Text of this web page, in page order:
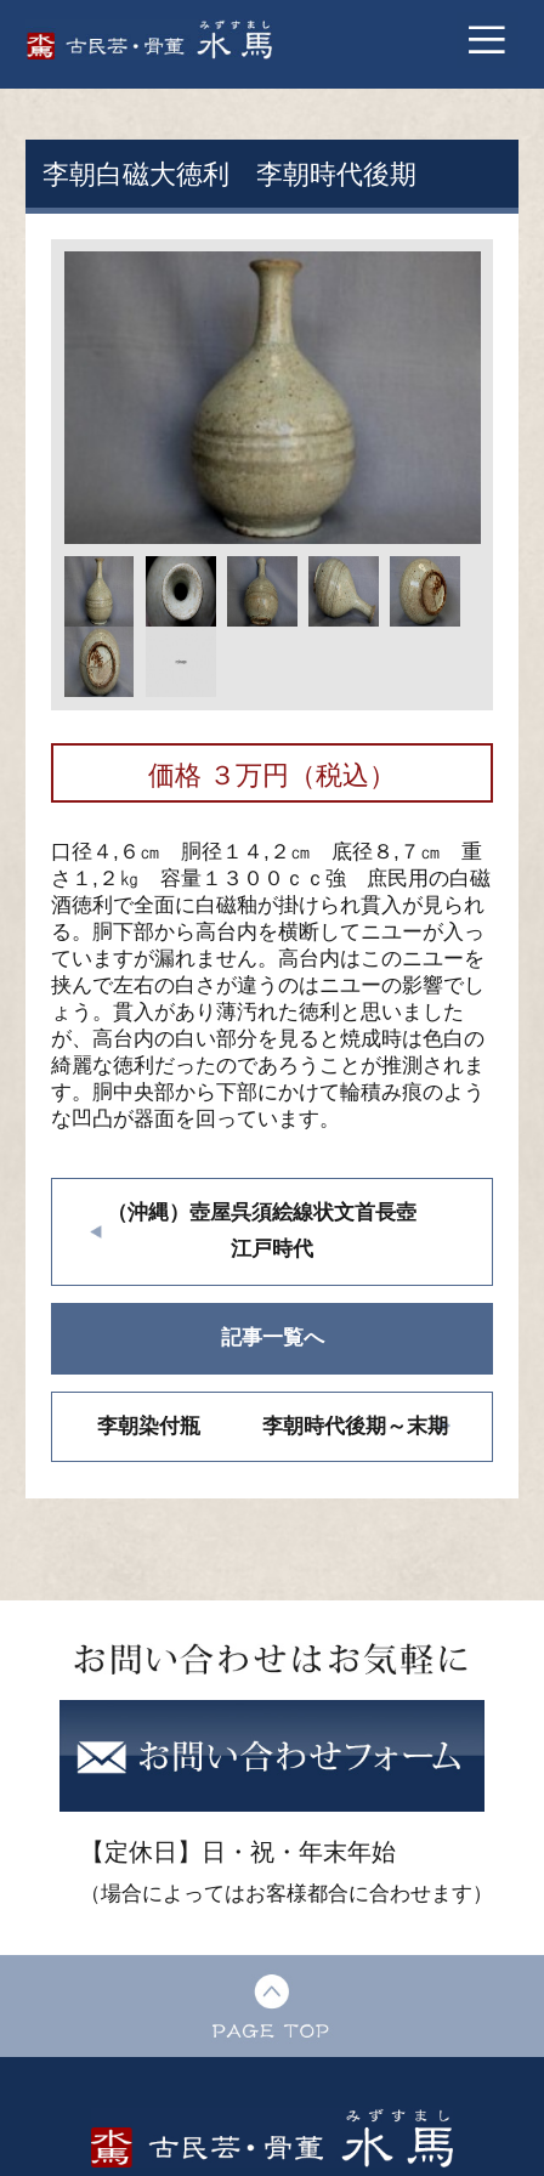
李朝白磁大徳利 李朝時代後期
価格 ３万円（税込）
口径４,６㎝ 胴径１４,２㎝ 底径８,７㎝ 重
さ１,２㎏ 容量１３００ｃｃ強 庶民用の白磁
酒徳利で全面に白磁釉が掛けられ貫入が見られ
る。胴下部から高台内を横断してニユーが入っ
ていますが漏れません。高台内はこのニユーを
挟んで左右の白さが違うのはニユーの影響でし
ょう。貫入があり薄汚れた徳利と思いました
が、高台内の白い部分を見ると焼成時は色白の
綺麗な徳利だったのであろうことが推測されま
す。胴中央部から下部にかけて輪積み痕のよう
な凹凸が器面を回っています。
（沖縄）壺屋呉須絵線状文首長壺
江戸時代
記事一覧へ
李朝染付瓶 李朝時代後期～末期
【定休日】日・祝・年末年始
（場合によってはお客様都合に合わせます）